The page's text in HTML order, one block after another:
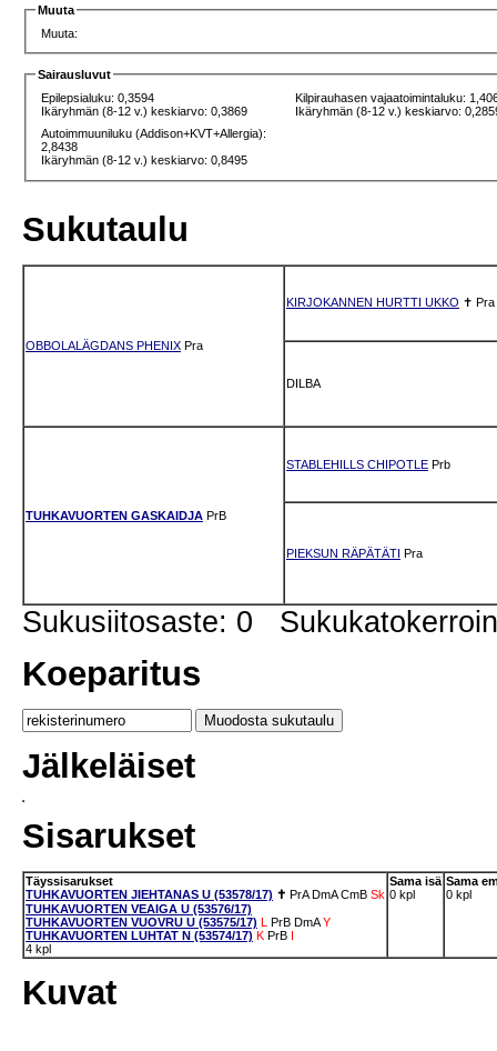
Muuta
Muuta:
Sairausluvut
Epilepsialuku: 0,3594
Ikäryhmän (8-12 v.) keskiarvo: 0,3869
Kilpirauhasen vajaatoimintaluku:
Ikäryhmän (8-12 v.) keskiarvo:
Autoimmuuniluku (Addison+KVT+Allergia):
2,8438
Ikäryhmän (8-12 v.) keskiarvo: 0,8495
Sukutaulu
OBBOLALÄGDANS PHENIX Pra
KIRJOKANNEN HURTTI UKKO ✝ Pra
DILBA
TUHKAVUORTEN GASKAIDJA PrB
STABLEHILLS CHIPOTLE Prb
PIEKSUN RÄPÄTÄTI Pra
Sukusiitosaste: 0
Koeparitus
Jälkeläiset
Sisarukset
Täyssisarukset
TUHKAVUORTEN JIEHTANAS U (53578/17) ✝ PrA DmA CmB Sk
TUHKAVUORTEN VEAIGA U (53576/17)
TUHKAVUORTEN VUOVRU U (53575/17) L PrB DmA Y
TUHKAVUORTEN LUHTAT N (53574/17) K PrB I
4 kpl
Sama isä
0 kpl
Sama
0 kpl
Kuvat